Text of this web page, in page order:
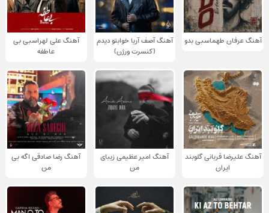
آهنگ عرفان طهماسبی بدو
آهنگ آصف آریا خوابتو دیدم
(کنسرت ورژن)
آهنگ علی لهراسبی بی
عاطفه
آهنگ علیرضا قربانی گلوبند
ایران
آهنگ امیر عظیمی زیبای
من
آهنگ رضا صادقی اگه بی
من